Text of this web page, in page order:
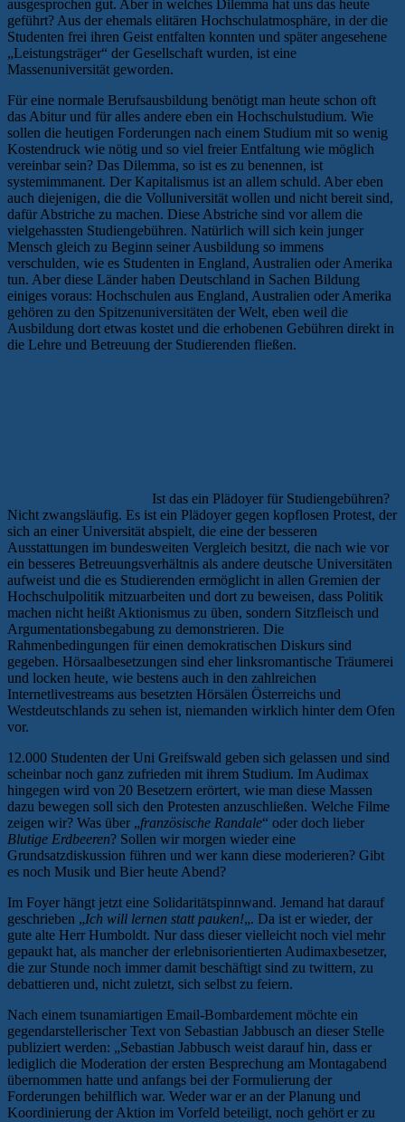
ausgesprochen gut. Aber in welches Dilemma hat uns das heute
geführt? Aus der ehemals elitären Hochschulatmosphäre, in der die
Studenten frei ihren Geist entfalten konnten und später angesehene
„Leistungsträger“ der Gesellschaft wurden, ist eine
Massenuniversität geworden.
Für eine normale Berufsausbildung benötigt man heute schon oft
das Abitur und für alles andere eben ein Hochschulstudium. Wie
sollen die heutigen Forderungen nach einem Studium mit so wenig
Kostendruck wie nötig und so viel freier Entfaltung wie möglich
vereinbar sein? Das Dilemma, so ist es zu benennen, ist
systemimmanent. Der Kapitalismus ist an allem schuld. Aber eben
auch diejenigen, die die Volluniversität wollen und nicht bereit sind,
dafür Abstriche zu machen. Diese Abstriche sind vor allem die
vielgehassten Studiengebühren. Natürlich will sich kein junger
Mensch gleich zu Beginn seiner Ausbildung so immens
verschulden, wie es Studenten in England, Australien oder Amerika
tun. Aber diese Länder haben Deutschland in Sachen Bildung
einiges voraus: Hochschulen aus England, Australien oder Amerika
gehören zu den Spitzenuniversitäten der Welt, eben weil die
Ausbildung dort etwas kostet und die erhobenen Gebühren direkt in
die Lehre und Betreuung der Studierenden fließen.
Ist das ein Plädoyer für Studiengebühren?
Nicht zwangsläufig. Es ist ein Plädoyer gegen kopflosen Protest, der
sich an einer Universität abspielt, die eine der besseren
Ausstattungen im bundesweiten Vergleich besitzt, die nach wie vor
ein besseres Betreuungsverhältnis als andere deutsche Universitäten
aufweist und die es Studierenden ermöglicht in allen Gremien der
Hochschulpolitik mitzuarbeiten und dort zu beweisen, dass Politik
machen nicht heißt Aktionismus zu üben, sondern Sitzfleisch und
Argumentationsbegabung zu demonstrieren. Die
Rahmenbedingungen für einen demokratischen Diskurs sind
gegeben. Hörsaalbesetzungen sind eher linksromantische Träumerei
und locken heute, wie bestens auch in den zahlreichen
Internetlivestreams aus besetzten Hörsälen Österreichs und
Westdeutschlands zu sehen ist, niemanden wirklich hinter dem Ofen
vor.
12.000 Studenten der Uni Greifswald geben sich gelassen und sind
scheinbar noch ganz zufrieden mit ihrem Studium. Im Audimax
hingegen wird von 20 Besetzern erörtert, wie man diese Massen
dazu bewegen soll sich den Protesten anzuschließen. Welche Filme
zeigen wir? Was über „französische Randale“ oder doch lieber
Blutige Erdbeeren? Sollen wir morgen wieder eine
Grundsatzdiskussion führen und wer kann diese moderieren? Gibt
es noch Musik und Bier heute Abend?
Im Foyer hängt jetzt eine Solidaritätspinnwand. Jemand hat darauf
geschrieben „Ich will lernen statt pauken!„. Da ist er wieder, der
gute alte Herr Humboldt. Nur dass dieser vielleicht noch viel mehr
gepaukt hat, als mancher der erlebnisorientierten Audimaxbesetzer,
die zur Stunde noch immer damit beschäftigt sind zu twittern, zu
debattieren und, nicht zuletzt, sich selbst zu feiern.
Nach einem tsunamiartigen Email-Bombardement möchte ein
gegendarstellerischer Text von Sebastian Jabbusch an dieser Stelle
publiziert werden: „Sebastian Jabbusch weist darauf hin, dass er
lediglich die Moderation der ersten Besprechung am Montagabend
übernommen hatte und anfangs bei der Formulierung der
Forderungen behilflich war. Weder war er an der Planung und
Koordinierung der Aktion im Vorfeld beteiligt, noch gehört er zu